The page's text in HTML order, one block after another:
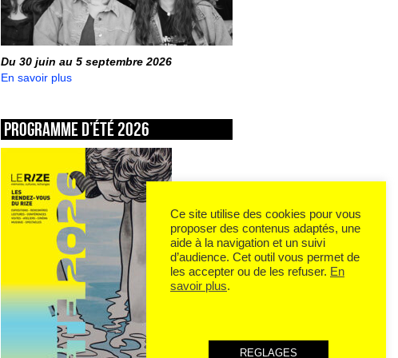
Du 30 juin au 5 septembre 2026
En savoir plus
Programme d’été 2026
Ce site utilise des cookies pour vous
proposer des contenus adaptés, une
aide à la navigation et un suivi
d’audience. Cet outil vous permet de
les accepter ou de les refuser. En
savoir plus.
REGLAGES